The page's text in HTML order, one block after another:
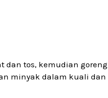
dan tos, kemudian
minyak dalam kuali